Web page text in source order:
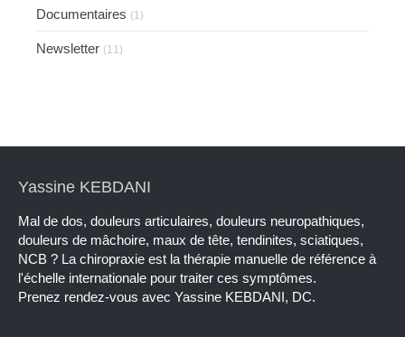
Documentaires (1)
Newsletter (11)
Yassine KEBDANI
Mal de dos, douleurs articulaires, douleurs neuropathiques,
douleurs de mâchoire, maux de tête, tendinites, sciatiques,
NCB ? La chiropraxie est la thérapie manuelle de référence à
l'échelle internationale pour traiter ces symptômes.
Prenez rendez-vous avec Yassine KEBDANI, DC.